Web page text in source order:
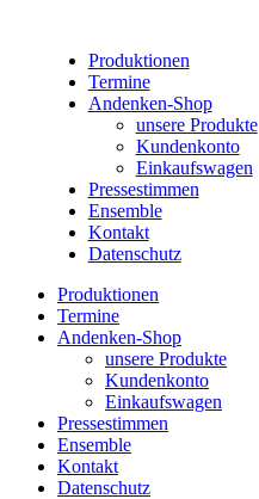
Produktionen
Termine
Andenken-Shop
unsere Produkte
Kundenkonto
Einkaufswagen
Pressestimmen
Ensemble
Kontakt
Datenschutz
Produktionen
Termine
Andenken-Shop
unsere Produkte
Kundenkonto
Einkaufswagen
Pressestimmen
Ensemble
Kontakt
Datenschutz